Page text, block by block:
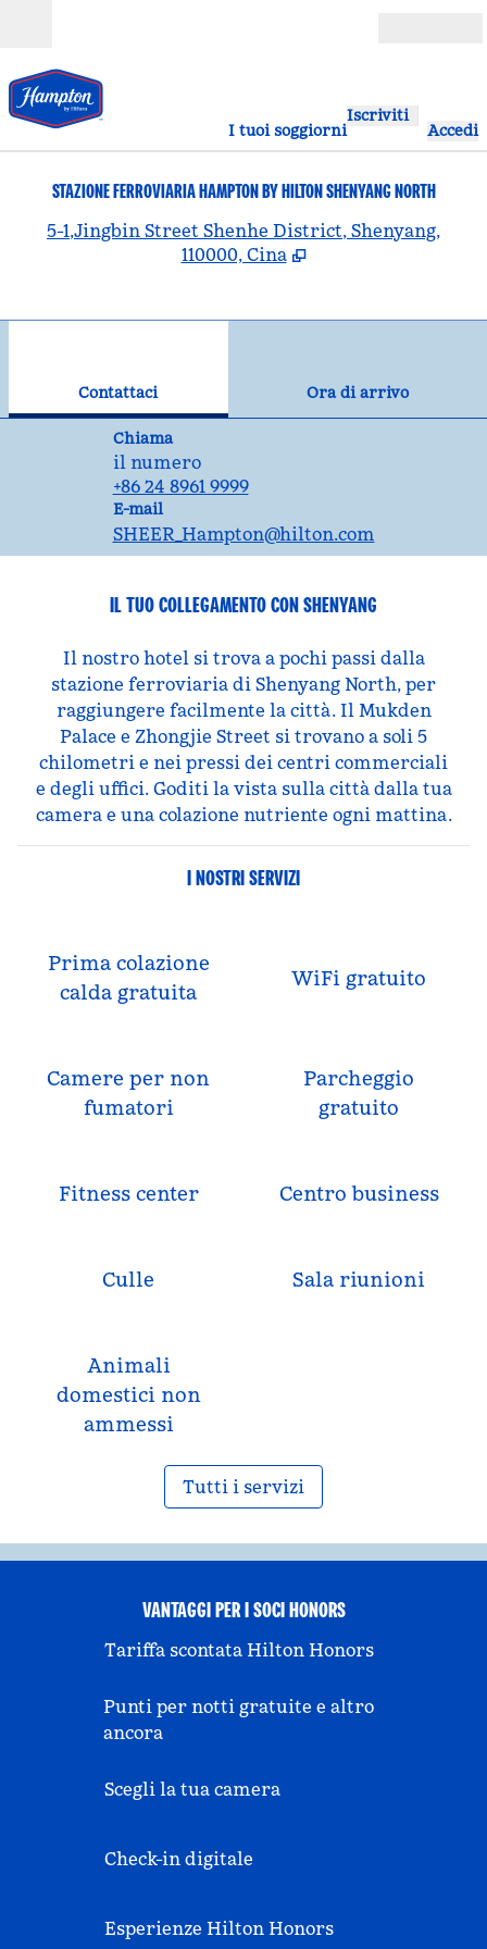
I tuoi soggiorni
Iscriviti
Accedi
STAZIONE FERROVIARIA HAMPTON BY HILTON SHENYANG NORTH
5-1,Jingbin Street Shenhe District, Shenyang,
110000, Cina
Contattaci
Ora di arrivo
Chiama
Chiama
il numero
+86 24 8961 9999
E-mail
Email
SHEER_Hampton@hilton.com
IL TUO COLLEGAMENTO CON SHENYANG
Il nostro hotel si trova a pochi passi dalla
stazione ferroviaria di Shenyang North, per
raggiungere facilmente la città. Il Mukden
Palace e Zhongjie Street si trovano a soli 5
chilometri e nei pressi dei centri commerciali
e degli uffici. Goditi la vista sulla città dalla tua
camera e una colazione nutriente ogni mattina.
I NOSTRI SERVIZI
Prima colazione
calda gratuita
WiFi gratuito
Camere per non
fumatori
Parcheggio
gratuito
Fitness center Centro business
Culle Sala riunioni
Animali
domestici non
ammessi
Tutti i servizi
VANTAGGI PER I SOCI HONORS
Tariffa scontata Hilton Honors
Punti per notti gratuite e altro
ancora
Scegli la tua camera
Check-in digitale
Esperienze Hilton Honors